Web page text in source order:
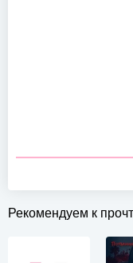
Рекомендуем к